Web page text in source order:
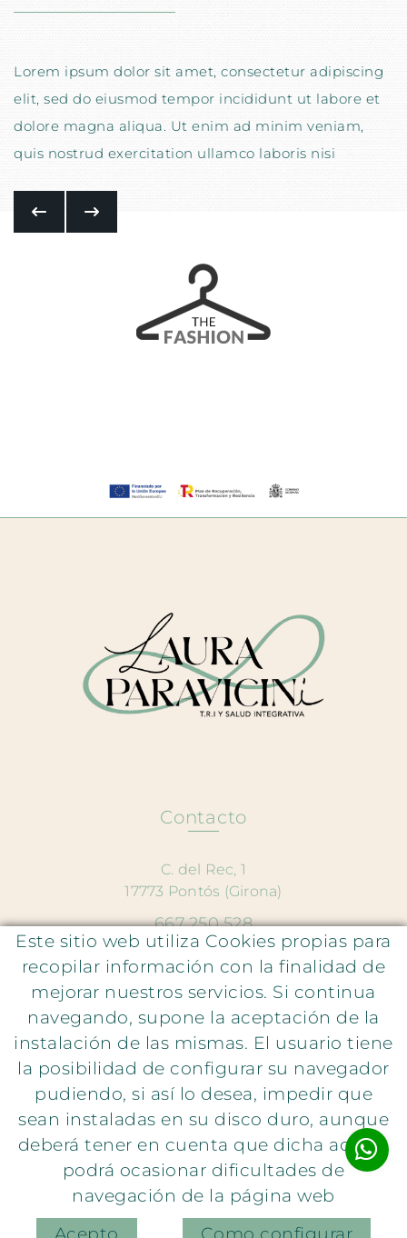
Lorem ipsum dolor sit amet, consectetur adipiscing
elit, sed do eiusmod tempor incididunt ut labore et
dolore magna aliqua. Ut enim ad minim veniam,
quis nostrud exercitation ullamco laboris nisi
Atención al cliente
Política de privacidad
Política de cookies
Aviso legal
Contacto
C. del Rec, 1
17773 Pontós (Girona)
667 250 528
hola@lauraparavicini.com
Este sitio web utiliza Cookies propias para
recopilar información con la finalidad de
mejorar nuestros servicios. Si continua
navegando, supone la aceptación de la
instalación de las mismas. El usuario tiene
la posibilidad de configurar su navegador
pudiendo, si así lo desea, impedir que
sean instaladas en su disco duro, aunque
deberá tener en cuenta que dicha acción
podrá ocasionar dificultades de
navegación de la página web